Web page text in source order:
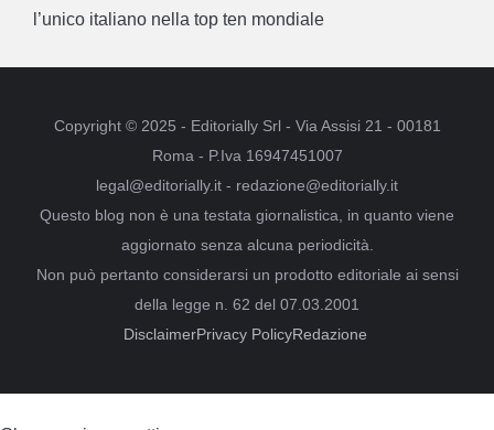
l’unico italiano nella top ten mondiale
Copyright © 2025 - Editorially Srl - Via Assisi 21 - 00181
Roma - P.Iva 16947451007
legal@editorially.it - redazione@editorially.it
Questo blog non è una testata giornalistica, in quanto viene
aggiornato senza alcuna periodicità.
Non può pertanto considerarsi un prodotto editoriale ai sensi
della legge n. 62 del 07.03.2001
DisclaimerPrivacy PolicyRedazione